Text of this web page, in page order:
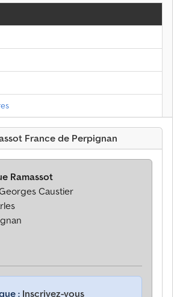
France de Perpignan
Ramassot
Caustier
: Inscrivez-vous